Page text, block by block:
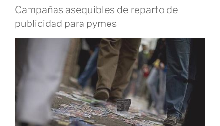
Campañas asequibles de reparto de
publicidad para pymes